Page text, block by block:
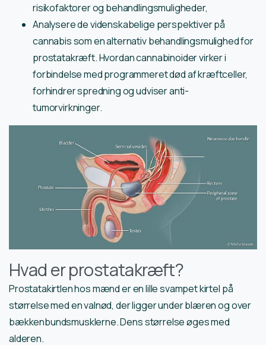
risikofaktorer og behandlingsmuligheder,
Analysere de videnskabelige perspektiver på
cannabis som en alternativ behandlingsmulighed for
prostatakræft. Hvordan cannabinoider virker i
forbindelse med programmeret død af kræftceller,
forhindrer spredning og udviser anti-
tumorvirkninger.
Hvad er prostatakræft?
Prostatakirtlen hos mænd er en lille svampet kirtel på
størrelse med en valnød, der ligger under blæren og over
bækkenbundsmusklerne. Dens størrelse øges med
alderen.